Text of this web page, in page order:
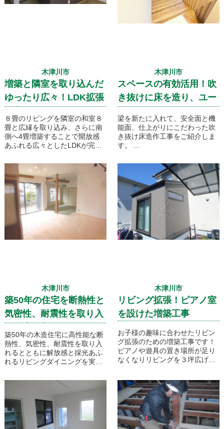
く変える工事でしたので初期段
木津川市
増築と隣室を取り込んだ
ゆったり広々！LDK拡張
８畳のリビングを隣室の和室８
畳と広縁を取り込み、さらに南
側へ4畳増築することで開放感
あふれる広々としたLDKが完成
もと別のお部屋に配置されてい
ましたが今回、床下に新たな配
管を設置しリビングダイニング
と一体化することで快適な対面
キッチンが実現いたしました！
木津川市
スペースの有効活用！吹
き抜けに床を造り、ユー
梁を新たに入れて、安全面と機
能面、仕上がりにこだわった吹
き抜け床造作工事をご紹介しま
す。
ーティリティスペース。とても
温かみのある素敵な仕上がりで
すね。
木津川市
築50年の住宅を断熱性と
気密性、耐震性を取り入
築50年の木造住宅に高性能な断
熱性、気密性、耐震性を取り入
れるとともに解放感と採光あふ
れるリビングダイニングを実現
利用できそうな古材を保管して
おき室内建具や作り付け家具に
うまく利用しました。漆喰や無
垢フローリングなど、天然素材
にもこだわった古民家フルリノ
ベーションです！
木津川市
リビング拡張！ピアノ室
を設けた増築工事
お子様の趣味に合わせたリビン
グ拡張のための増築工事です！
ピアノや遊具の置き場所が足り
なくなりリビングを３坪広げま
築工事です！